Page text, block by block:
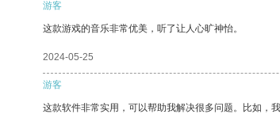
游客
这款游戏的音乐非常优美，听了让人心旷神怡。
2024-05-25
游客
这款软件非常实用，可以帮助我解决很多问题。比如，